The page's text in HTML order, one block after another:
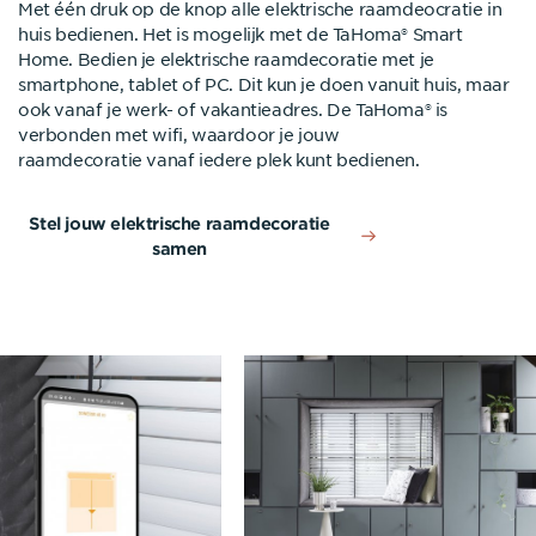
Met één druk op de knop alle elektrische raamdeocratie in
huis bedienen. Het is mogelijk met de TaHoma® Smart
Home. Bedien je elektrische raamdecoratie met je
smartphone, tablet of PC. Dit kun je doen vanuit huis, maar
ook vanaf je werk- of vakantieadres. De TaHoma® is
verbonden met wifi, waardoor je jouw
raamdecoratie vanaf iedere plek kunt bedienen.
Stel jouw elektrische raamdecoratie
samen